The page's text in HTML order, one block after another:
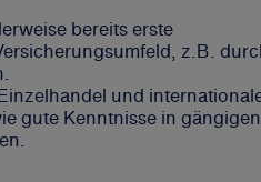
bereits erste
z.B.
und
gute Kenntnisse in gängigen